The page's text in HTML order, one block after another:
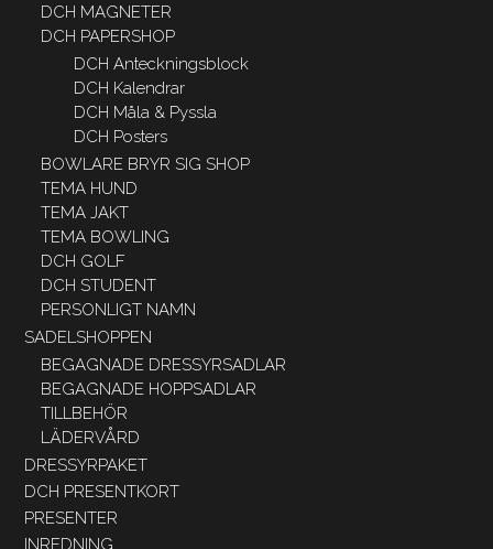
DCH MAGNETER
DCH PAPERSHOP
DCH Anteckningsblock
DCH Kalendrar
DCH Måla & Pyssla
DCH Posters
BOWLARE BRYR SIG SHOP
TEMA HUND
TEMA JAKT
TEMA BOWLING
DCH GOLF
DCH STUDENT
PERSONLIGT NAMN
SADELSHOPPEN
BEGAGNADE DRESSYRSADLAR
BEGAGNADE HOPPSADLAR
TILLBEHÖR
LÄDERVÅRD
DRESSYRPAKET
DCH PRESENTKORT
PRESENTER
INREDNING